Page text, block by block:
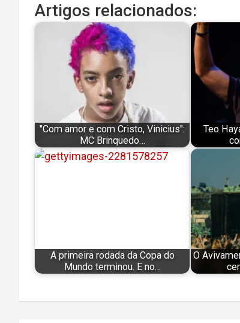
Artigos relacionados:
"Com amor e com Cristo, Vinicius":
MC Brinquedo…
Teo
A primeira rodada da Copa do
Mundo terminou. E no…
O